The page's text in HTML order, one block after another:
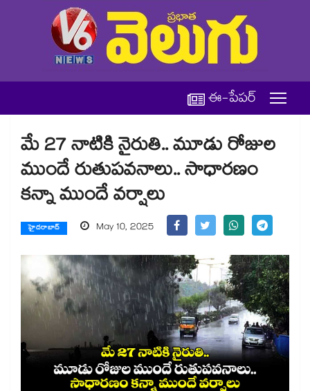
ఈ-పేపర్
మే 27 నాటికి నైరుతి.. మూడు రోజుల
ముందే రుతుపవనాలు.. సాధారణం
కన్నా ముందే వర్షాలు
హైదరాబాద్ May 10, 2025